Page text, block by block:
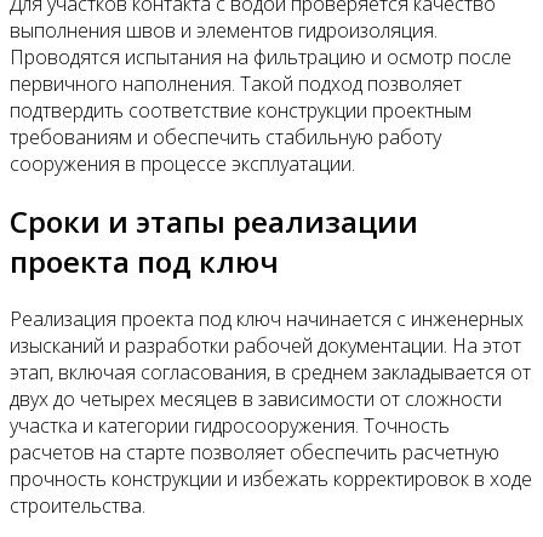
выполнения швов и элементов гидроизоляция.
Проводятся испытания на фильтрацию и осмотр после
первичного наполнения. Такой подход позволяет
подтвердить соответствие конструкции проектным
требованиям и обеспечить стабильную работу
сооружения в процессе эксплуатации.
Сроки и этапы реализации
проекта под ключ
Реализация проекта под ключ начинается с инженерных
изысканий и разработки рабочей документации. На этот
этап, включая согласования, в среднем закладывается от
двух до четырех месяцев в зависимости от сложности
участка и категории гидросооружения. Точность
расчетов на старте позволяет обеспечить расчетную
прочность конструкции и избежать корректировок в ходе
строительства.